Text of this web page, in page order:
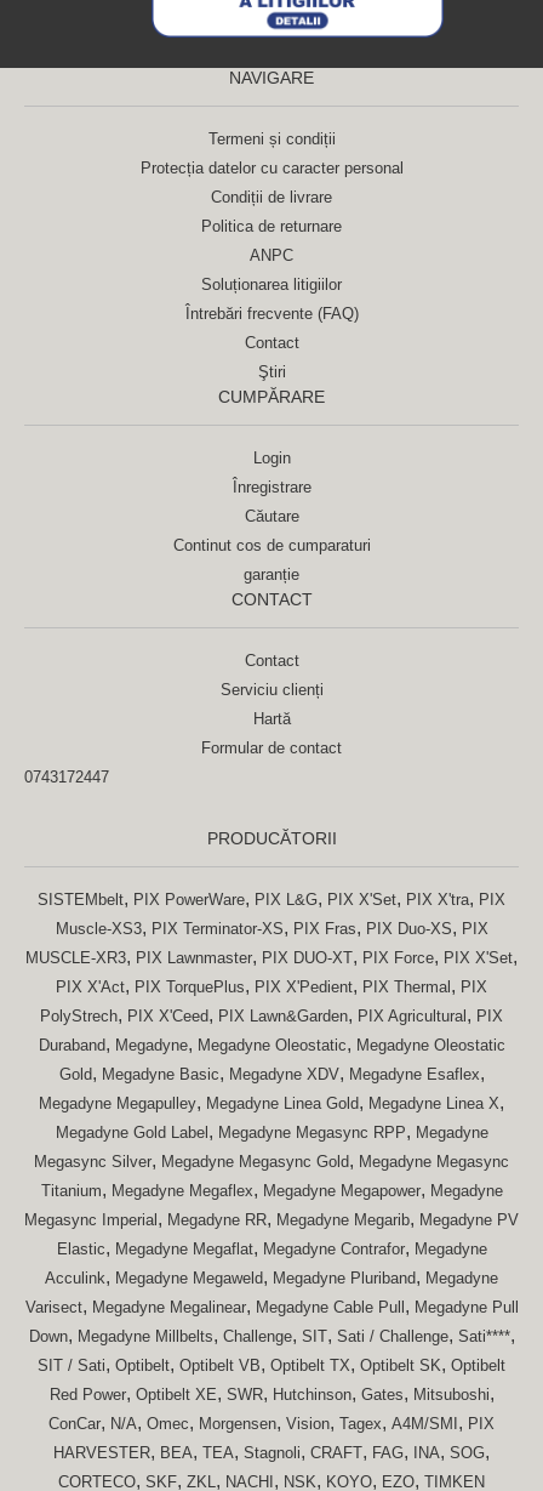
NAVIGARE
Termeni și condiții
Protecția datelor cu caracter personal
Condiții de livrare
Politica de returnare
ANPC
Soluționarea litigiilor
Întrebări frecvente (FAQ)
Contact
Ştiri
CUMPĂRARE
Login
Înregistrare
Căutare
Continut cos de cumparaturi
garanție
CONTACT
Contact
Serviciu clienți
Hartă
Formular de contact
0743172447
PRODUCĂTORII
SISTEMbelt, PIX PowerWare, PIX L&G, PIX X'Set, PIX X'tra, PIX
Muscle-XS3, PIX Terminator-XS, PIX Fras, PIX Duo-XS, PIX
MUSCLE-XR3, PIX Lawnmaster, PIX DUO-XT, PIX Force, PIX X'Set,
PIX X'Act, PIX TorquePlus, PIX X'Pedient, PIX Thermal, PIX
PolyStrech, PIX X'Ceed, PIX Lawn&Garden, PIX Agricultural, PIX
Duraband, Megadyne, Megadyne Oleostatic, Megadyne Oleostatic
Gold, Megadyne Basic, Megadyne XDV, Megadyne Esaflex,
Megadyne Megapulley, Megadyne Linea Gold, Megadyne Linea X,
Megadyne Gold Label, Megadyne Megasync RPP, Megadyne
Megasync Silver, Megadyne Megasync Gold, Megadyne Megasync
Titanium, Megadyne Megaflex, Megadyne Megapower, Megadyne
Megasync Imperial, Megadyne RR, Megadyne Megarib, Megadyne PV
Elastic, Megadyne Megaflat, Megadyne Contrafor, Megadyne
Acculink, Megadyne Megaweld, Megadyne Pluriband, Megadyne
Varisect, Megadyne Megalinear, Megadyne Cable Pull, Megadyne Pull
Down, Megadyne Millbelts, Challenge, SIT, Sati / Challenge, Sati****,
SIT / Sati, Optibelt, Optibelt VB, Optibelt TX, Optibelt SK, Optibelt
Red Power, Optibelt XE, SWR, Hutchinson, Gates, Mitsuboshi,
ConCar, N/A, Omec, Morgensen, Vision, Tagex, A4M/SMI, PIX
HARVESTER, BEA, TEA, Stagnoli, CRAFT, FAG, INA, SOG,
CORTECO, SKF, ZKL , NACHI, NSK, KOYO, EZO, TIMKEN